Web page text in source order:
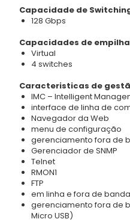
Capacidade de
128 Gbps
Capacidades de
Virtual
4 switches
Caracteristicas de
IMC – Intelligent
interface de linha de
Navegador da Web
menu de configuração
gerenciamento fora de
Gerenciador de SNMP
Telnet
RMON1
FTP
em linha e fora de banda
gerenciamento fora de
Micro USB)